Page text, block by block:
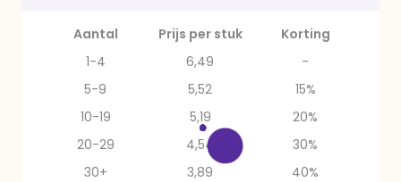
Aantal Prijs per stuk
Korting
1-4
6,49
-
5-9
5,52
15%
10-19
5,19
20%
20-29
4,54
30%
30+
3,89 40%